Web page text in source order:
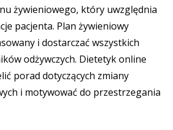
żywieniowego, który uwzględnia
pacjenta. Plan żywieniowy
i dostarczać wszystkich
odżywczych. Dietetyk online
porad dotyczących zmiany
i motywować do przestrzegania